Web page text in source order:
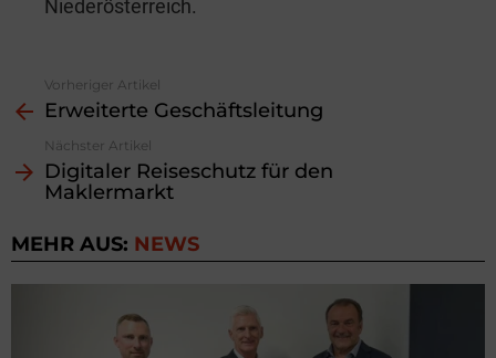
Niederösterreich.
more
Vorheriger Artikel
Erweiterte Geschäftsleitung
Nächster Artikel
Digitaler Reiseschutz für den
Maklermarkt
MEHR AUS: NEWS